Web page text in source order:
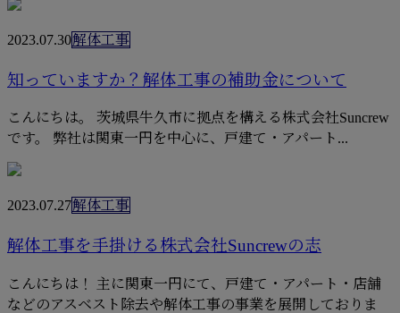
2023.07.30解体工事
知っていますか？解体工事の補助金について
こんにちは。 茨城県牛久市に拠点を構える株式会社Suncrew
です。 弊社は関東一円を中心に、戸建て・アパート...
2023.07.27解体工事
解体工事を手掛ける株式会社Suncrewの志
こんにちは！ 主に関東一円にて、戸建て・アパート・店舗
などのアスベスト除去や解体工事の事業を展開しておりま